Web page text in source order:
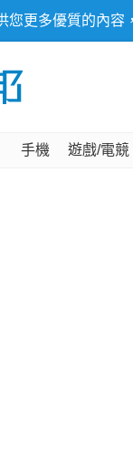
您更多優質的內容
手機 遊戲/電競